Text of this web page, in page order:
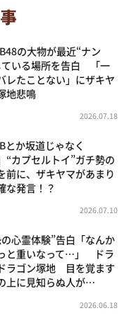
の大物が最近“ナン
ている場所を告白 「一
レたことない」にザキヤ
地悲鳴
2026.07.18
とか坂道じゃなく
“カプセルトイ”ガチ勢の
前に、ザキヤマがあまり
な発言！？
2026.07.10
心霊体験”告白「なんか
と重いなって…」 ドラ
ラゴン塚地 目を覚ます
上に見知らぬ人が…
2026.06.18